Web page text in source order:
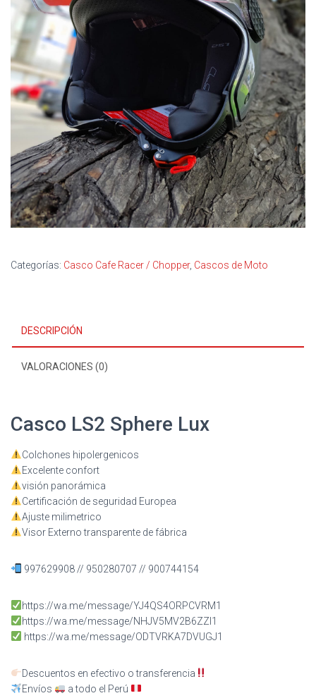
Categorías: Casco Cafe Racer / Chopper, Cascos de Moto
DESCRIPCIÓN
VALORACIONES (0)
Casco LS2 Sphere Lux
Colchones hipolergenicos
Excelente confort
visión panorámica
Certificación de seguridad Europea
Ajuste milimetrico
Visor Externo transparente de fábrica
997629908 // 950280707 // 900744154
https://wa.me/message/YJ4QS4ORPCVRM1
https://wa.me/message/NHJV5MV2B6ZZI1
https://wa.me/message/ODTVRKA7DVUGJ1
Descuentos en efectivo o transferencia
Envíos
a todo el Perú